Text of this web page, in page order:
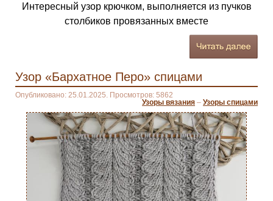
Интересный узор крючком, выполняется из пучков
столбиков провязанных вместе
Узор «Бархатное Перо» спицами
Опубликовано: 25.01.2025. Просмотров: 5862
Узоры вязания – Узоры спицами